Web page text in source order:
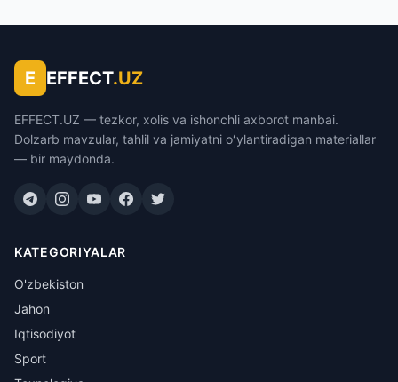
E EFFECT.UZ
EFFECT.UZ — tezkor, xolis va ishonchli axborot manbai.
Dolzarb mavzular, tahlil va jamiyatni oʻylantiradigan materiallar
— bir maydonda.
KATEGORIYALAR
O'zbekiston
Jahon
Iqtisodiyot
Sport